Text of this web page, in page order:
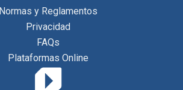
Normas y Reglamentos
Privacidad
FAQs
Plataformas Online